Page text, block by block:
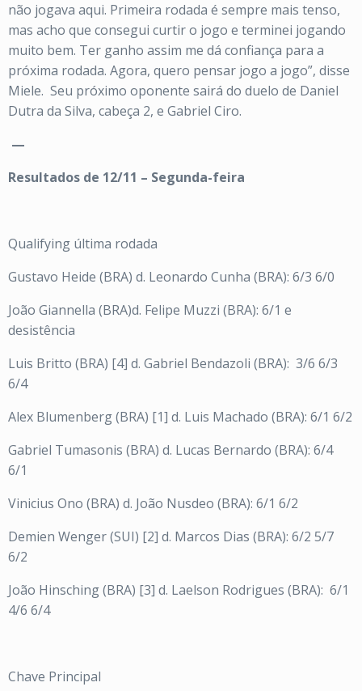
não jogava aqui. Primeira rodada é sempre mais tenso,
mas acho que consegui curtir o jogo e terminei jogando
muito bem. Ter ganho assim me dá confiança para a
próxima rodada. Agora, quero pensar jogo a jogo”, disse
Miele. Seu próximo oponente sairá do duelo de Daniel
Dutra da Silva, cabeça 2, e Gabriel Ciro.
—
Resultados de 12/11 – Segunda-feira
Qualifying última rodada
Gustavo Heide (BRA) d. Leonardo Cunha (BRA): 6/3 6/0
João Giannella (BRA)d. Felipe Muzzi (BRA): 6/1 e
desistência
Luis Britto (BRA) [4] d. Gabriel Bendazoli (BRA): 3/6 6/3
6/4
Alex Blumenberg (BRA) [1] d. Luis Machado (BRA): 6/1 6/2
Gabriel Tumasonis (BRA) d. Lucas Bernardo (BRA): 6/4
6/1
Vinicius Ono (BRA) d. João Nusdeo (BRA): 6/1 6/2
Demien Wenger (SUI) [2] d. Marcos Dias (BRA): 6/2 5/7
6/2
João Hinsching (BRA) [3] d. Laelson Rodrigues (BRA): 6/1
4/6 6/4
Chave Principal